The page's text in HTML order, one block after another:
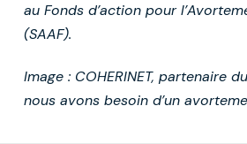
au Fonds d’action pour
(SAAF).
Image : COHERINET, partenaire
nous avons besoin d’un